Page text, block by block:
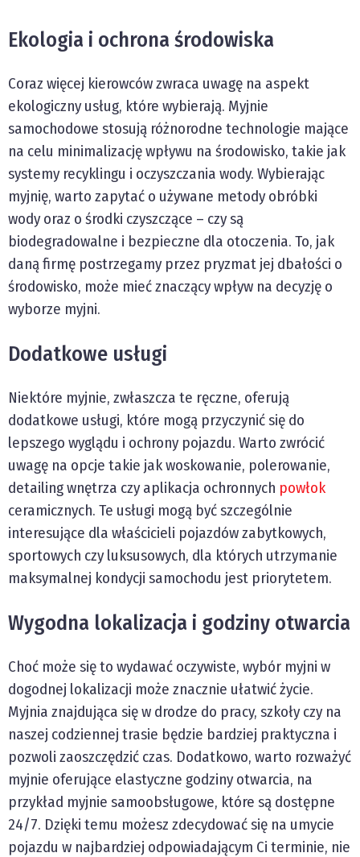
Ekologia i ochrona środowiska
Coraz więcej kierowców zwraca uwagę na aspekt
ekologiczny usług, które wybierają. Myjnie
samochodowe stosują różnorodne technologie mające
na celu minimalizację wpływu na środowisko, takie jak
systemy recyklingu i oczyszczania wody. Wybierając
myjnię, warto zapytać o używane metody obróbki
wody oraz o środki czyszczące – czy są
biodegradowalne i bezpieczne dla otoczenia. To, jak
daną firmę postrzegamy przez pryzmat jej dbałości o
środowisko, może mieć znaczący wpływ na decyzję o
wyborze myjni.
Dodatkowe usługi
Niektóre myjnie, zwłaszcza te ręczne, oferują
dodatkowe usługi, które mogą przyczynić się do
lepszego wyglądu i ochrony pojazdu. Warto zwrócić
uwagę na opcje takie jak woskowanie, polerowanie,
detailing wnętrza czy aplikacja ochronnych powłok
ceramicznych. Te usługi mogą być szczególnie
interesujące dla właścicieli pojazdów zabytkowych,
sportowych czy luksusowych, dla których utrzymanie
maksymalnej kondycji samochodu jest priorytetem.
Wygodna lokalizacja i godziny otwarcia
Choć może się to wydawać oczywiste, wybór myjni w
dogodnej lokalizacji może znacznie ułatwić życie.
Myjnia znajdująca się w drodze do pracy, szkoły czy na
naszej codziennej trasie będzie bardziej praktyczna i
pozwoli zaoszczędzić czas. Dodatkowo, warto rozważyć
myjnie oferujące elastyczne godziny otwarcia, na
przykład myjnie samoobsługowe, które są dostępne
24/7. Dzięki temu możesz zdecydować się na umycie
pojazdu w najbardziej odpowiadającym Ci terminie, nie